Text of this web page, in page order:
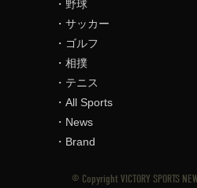
野球
サッカー
ゴルフ
相撲
テニス
All Sports
News
Brand
© Copyright VICTORY SPORTS